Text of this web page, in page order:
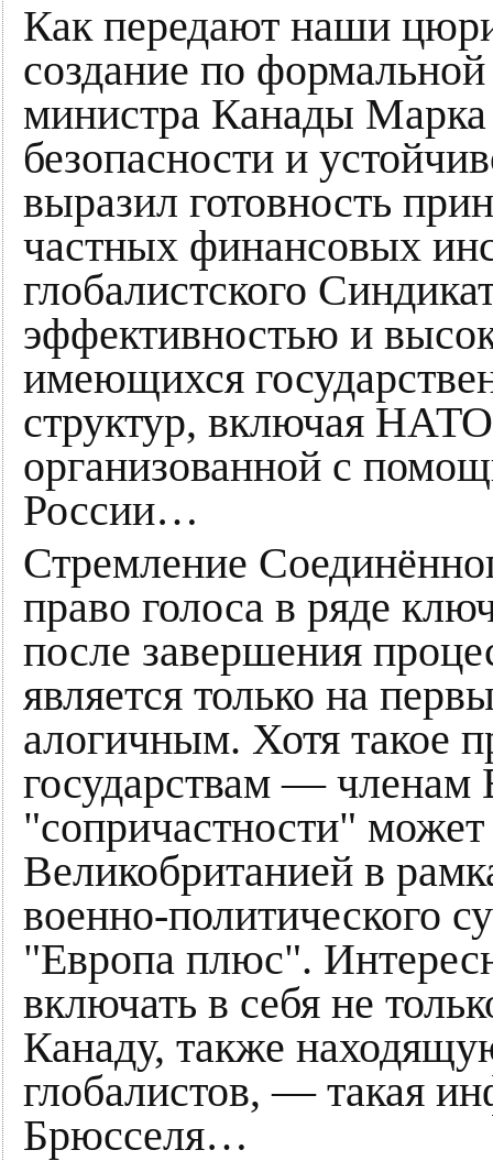
Как передают наши
создание по
министра Канады
безопасности и
выразил готовность
частных финансовых
глобалистского
эффективностью и
имеющихся
структур, включая
организованной с
России…
Стремление
право голоса в ряде
после завершения
является только на
алогичным. Хотя такое
государствам — членам
"сопричастности"
Великобританией в
военно-политического
"Европа плюс".
включать в себя не
Канаду, также
глобалистов, — такая
Брюсселя…